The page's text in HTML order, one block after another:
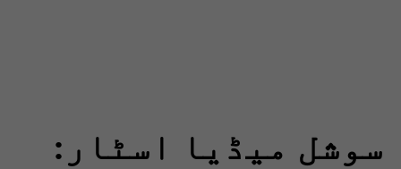
سوشل میڈیا اسٹار: